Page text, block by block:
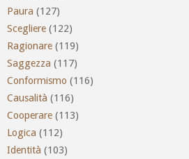
Paura (127)
Scegliere (122)
Ragionare (119)
Saggezza (117)
Conformismo (116)
Causalità (116)
Cooperare (113)
Logica (112)
Identità (103)